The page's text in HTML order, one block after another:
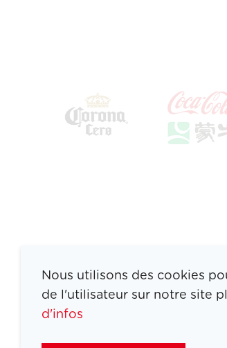
Nous utilisons des cookies
de l'utilisateur sur notre site
d'infos